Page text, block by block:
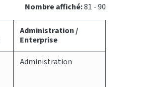
Nombre affiché:81 - 90
Administration /
Enterprise
Administration